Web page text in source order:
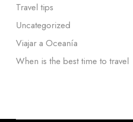
Travel tips
Uncategorized
Viajar a Oceanía
When is the best time to travel